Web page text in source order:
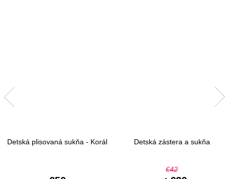
Detská plisovaná sukňa - Korál Detská zástera a sukňa
€42